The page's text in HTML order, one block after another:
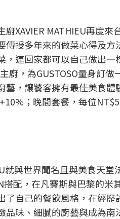
XAVIER MATHIEU再度
傳授多年來的做菜心得及
連回家都可以自己做出一
廚，為GUSTOSO量身訂
藝，讓饕客擁有最佳美食
；晚間套餐，每位
就與世界聞名且與美食天
搭配，在凡賽斯與巴黎的
了自己的餐飲風格，在經
味、細膩的廚藝與成為南